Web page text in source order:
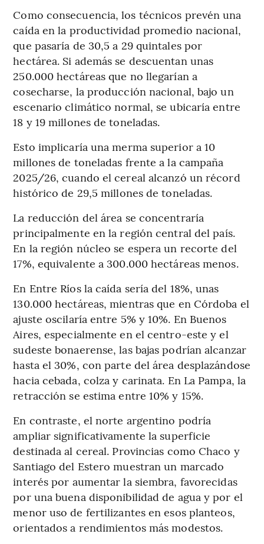
Como consecuencia, los técnicos prevén una
caída en la productividad promedio nacional,
que pasaría de 30,5 a 29 quintales por
hectárea. Si además se descuentan unas
250.000 hectáreas que no llegarían a
cosecharse, la producción nacional, bajo un
escenario climático normal, se ubicaría entre
18 y 19 millones de toneladas.
Esto implicaría una merma superior a 10
millones de toneladas frente a la campaña
2025/26, cuando el cereal alcanzó un récord
histórico de 29,5 millones de toneladas.
La reducción del área se concentraría
principalmente en la región central del país.
En la región núcleo se espera un recorte del
17%, equivalente a 300.000 hectáreas menos.
En Entre Ríos la caída sería del 18%, unas
130.000 hectáreas, mientras que en Córdoba el
ajuste oscilaría entre 5% y 10%. En Buenos
Aires, especialmente en el centro-este y el
sudeste bonaerense, las bajas podrían alcanzar
hasta el 30%, con parte del área desplazándose
hacia cebada, colza y carinata. En La Pampa, la
retracción se estima entre 10% y 15%.
En contraste, el norte argentino podría
ampliar significativamente la superficie
destinada al cereal. Provincias como Chaco y
Santiago del Estero muestran un marcado
interés por aumentar la siembra, favorecidas
por una buena disponibilidad de agua y por el
menor uso de fertilizantes en esos planteos,
orientados a rendimientos más modestos.